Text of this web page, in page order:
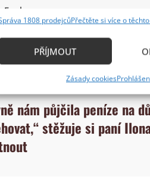
Funkce
Identifikace zařízení na základě
základě aktivně požadovaných
Zajištění bezpečnosti,
odstraňování chyb, Poskytování
obsahu, Ukládání a sdělování
1808 prodejcůPřečtěte si více o
PŘÍJMOUT
Zásady cookies
pro pocity, které
deprese. Konečně získala
nám půjčila peníze na
stěžuje si paní